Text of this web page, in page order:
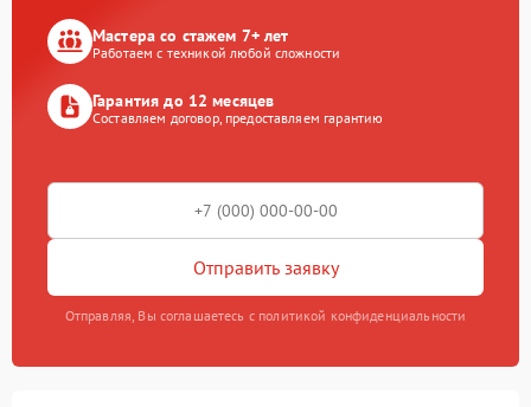
Мастера со стажем 7+ лет
Работаем с техникой любой сложности
Гарантия до 12 месяцев
Составляем договор, предоставляем гарантию
Отправить заявку
Отправляя, Вы соглашаетесь с политикой конфиденциальности